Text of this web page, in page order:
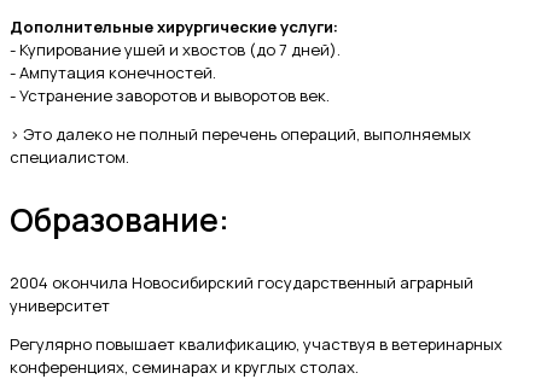
Дополнительные хирургические услуги:
- Купирование ушей и хвостов (до 7 дней).
- Ампутация конечностей.
- Устранение заворотов и выворотов век.
> Это далеко не полный перечень операций, выполняемых
специалистом.
Образование:
2004 окончила Новосибирский государственный аграрный
университет
Регулярно повышает квалификацию, участвуя в ветеринарных
конференциях, семинарах и круглых столах.